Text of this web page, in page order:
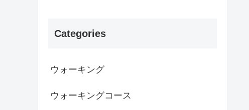
Categories
ウォーキング
ウォーキングコース